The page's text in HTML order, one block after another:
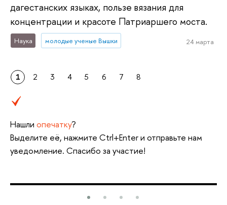
дагестанских языках, пользе вязания для
концентрации и красоте Патриаршего моста.
Наука молодые ученые Вышки 24 марта
1 2 3 4 5 6 7 8
Нашли опечатку?
Выделите её, нажмите Ctrl+Enter и отправьте нам
уведомление. Спасибо за участие!